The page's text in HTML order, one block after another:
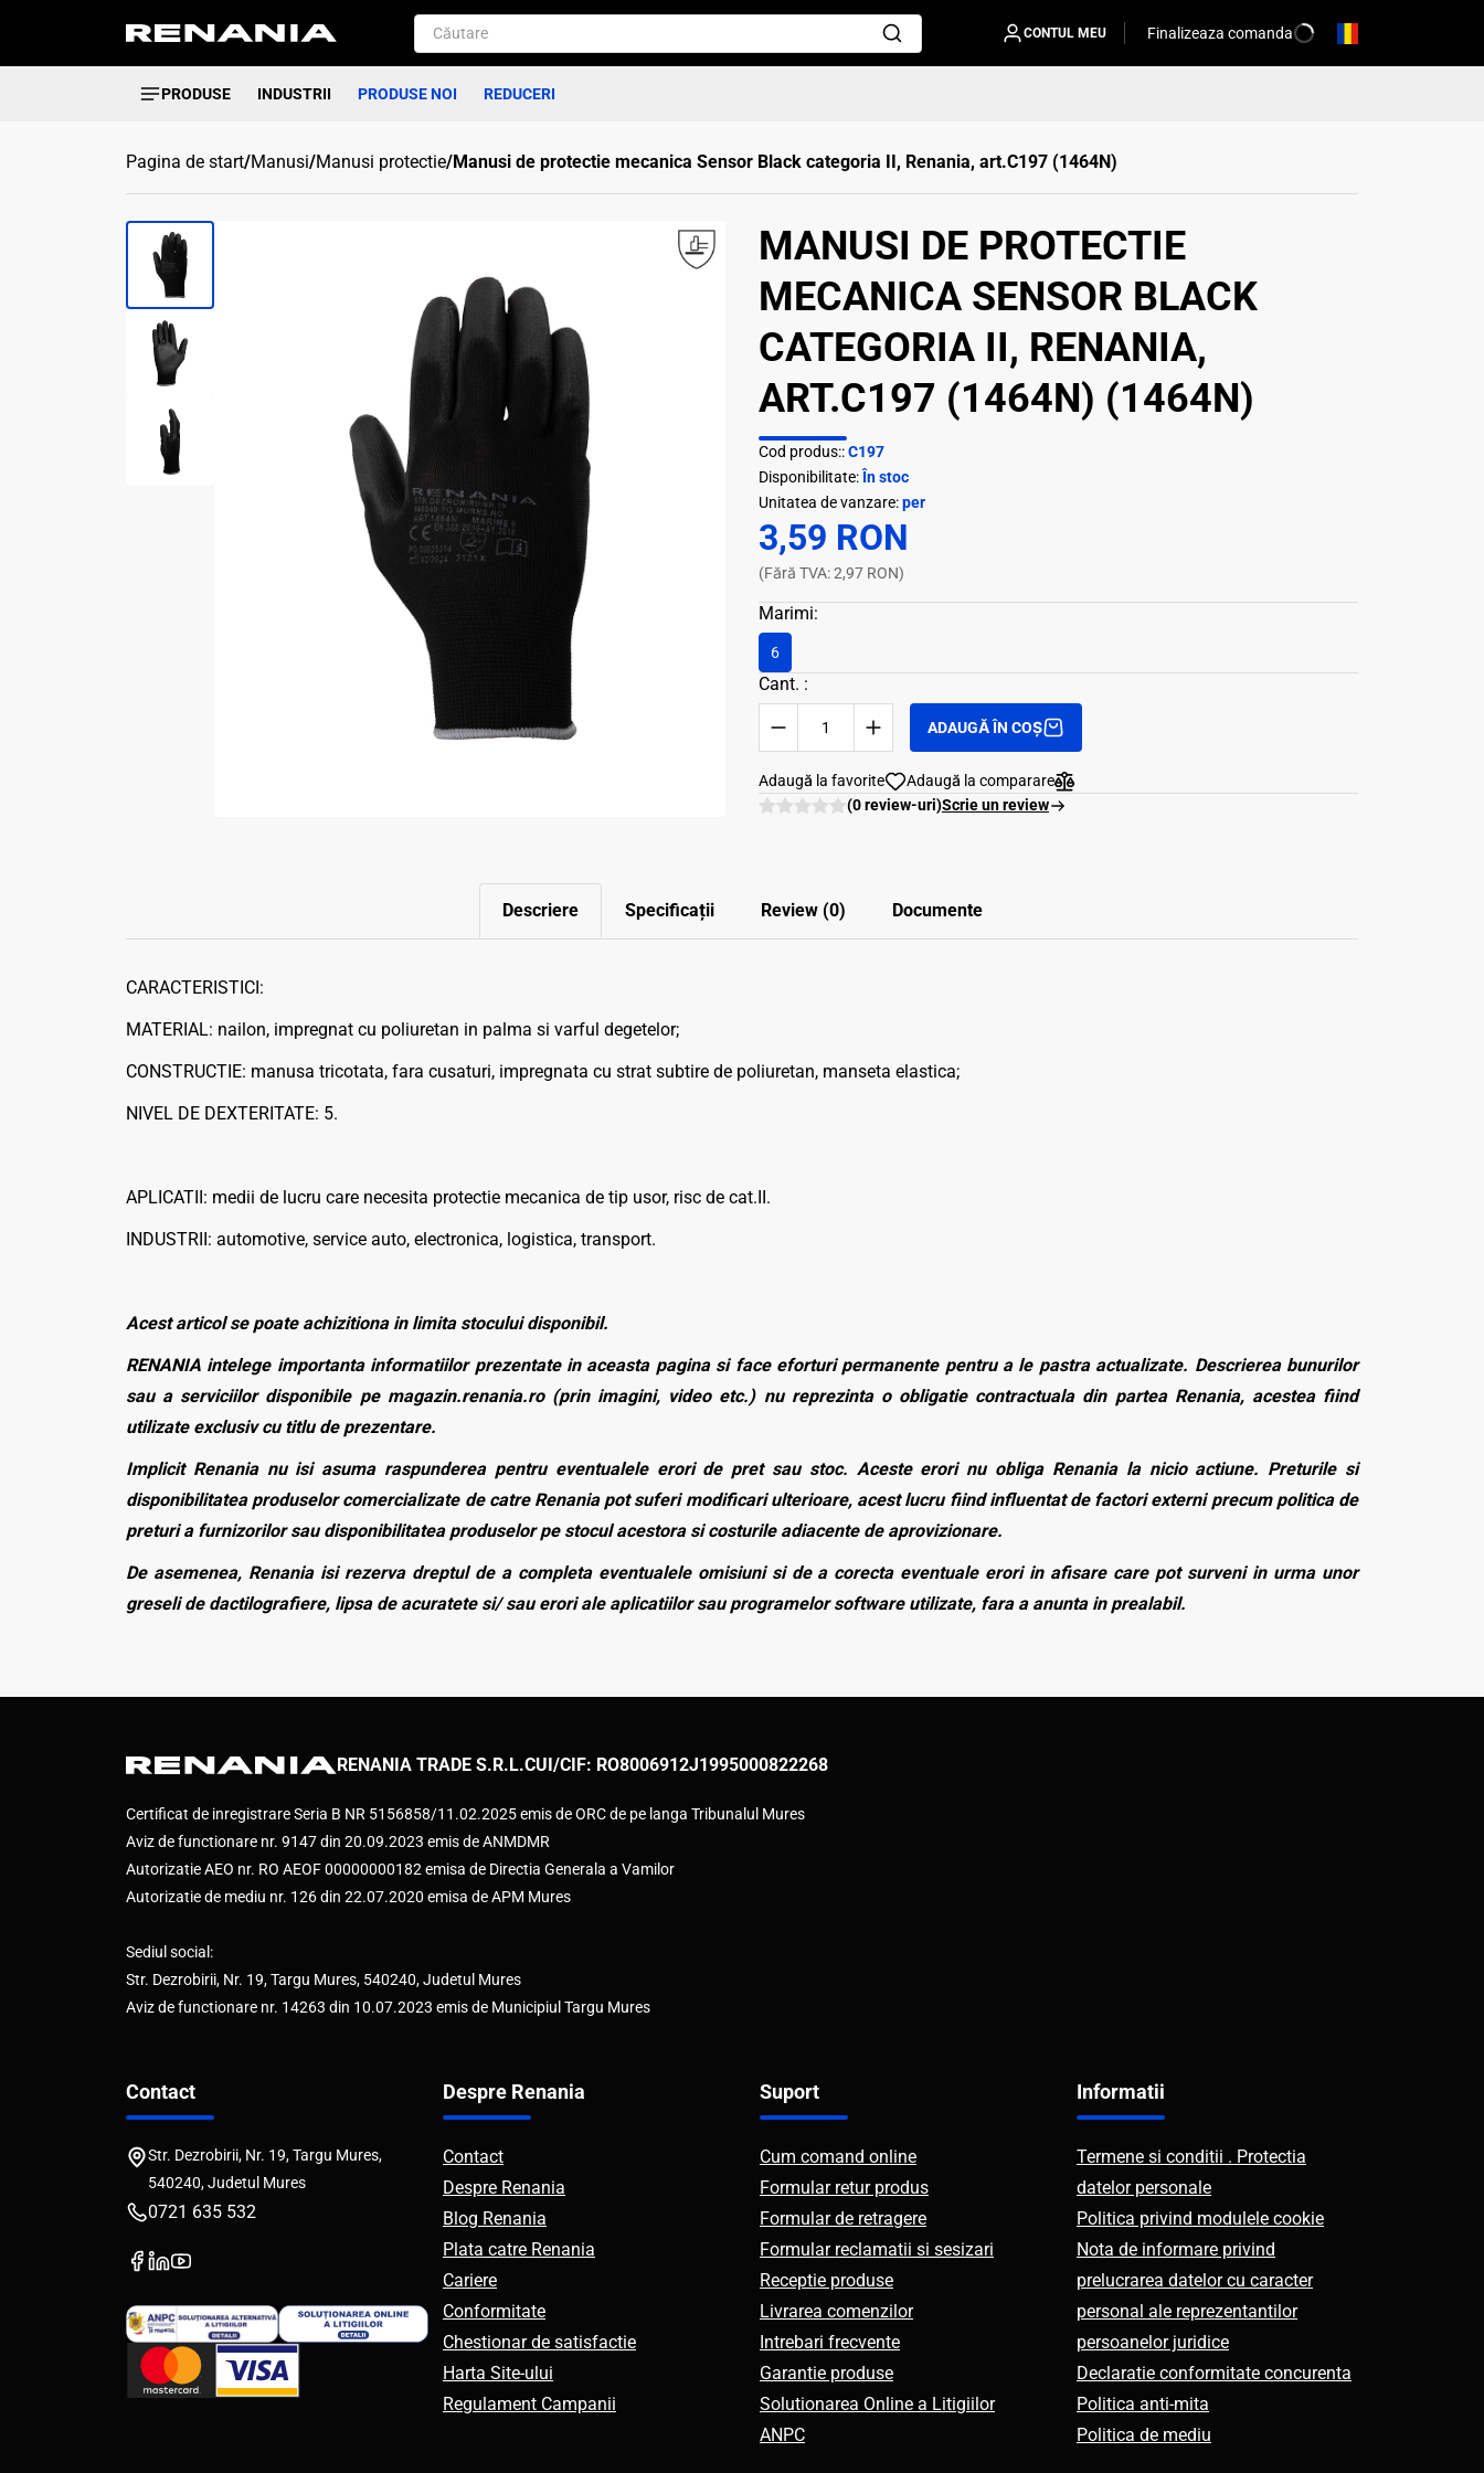
CONTUL MEU Finalizeaza comanda
PRODUSE INDUSTRII PRODUSE NOI REDUCERI
Pagina de start/Manusi/Manusi protectie/Manusi de protectie mecanica Sensor Black categoria II, Renania, art.C197 (1464N)
MANUSI DE PROTECTIE
MECANICA SENSOR BLACK
CATEGORIA II, RENANIA,
ART.C197 (1464N) (1464N)
Cod produs::C197
Disponibilitate: În stoc
Unitatea de vanzare:per
3,59 RON
(Fără TVA: 2,97 RON)
Marimi:
6
Cant. :
ADAUGĂ ÎN COȘ
Adaugă la favorite
Adaugă la comparare
(0 review-uri)Scrie un review
Descriere Specificații Review (0) Documente
CARACTERISTICI:
MATERIAL: nailon, impregnat cu poliuretan in palma si varful degetelor;
CONSTRUCTIE: manusa tricotata, fara cusaturi, impregnata cu strat subtire de poliuretan, manseta elastica;
NIVEL DE DEXTERITATE: 5.
APLICATII: medii de lucru care necesita protectie mecanica de tip usor, risc de cat.II.
INDUSTRII: automotive, service auto, electronica, logistica, transport.
Acest articol se poate achizitiona in limita stocului disponibil.
RENANIA intelege importanta informatiilor prezentate in aceasta pagina si face eforturi permanente pentru a le pastra actualizate. Descrierea bunurilor
sau a serviciilor disponibile pe magazin.renania.ro (prin imagini, video etc.) nu reprezinta o obligatie contractuala din partea Renania, acestea fiind
utilizate exclusiv cu titlu de prezentare.
Implicit Renania nu isi asuma raspunderea pentru eventualele erori de pret sau stoc. Aceste erori nu obliga Renania la nicio actiune. Preturile si
disponibilitatea produselor comercializate de catre Renania pot suferi modificari ulterioare, acest lucru fiind influentat de factori externi precum politica de
preturi a furnizorilor sau disponibilitatea produselor pe stocul acestora si costurile adiacente de aprovizionare.
De asemenea, Renania isi rezerva dreptul de a completa eventualele omisiuni si de a corecta eventuale erori in afisare care pot surveni in urma unor
greseli de dactilografiere, lipsa de acuratete si/ sau erori ale aplicatiilor sau programelor software utilizate, fara a anunta in prealabil.
RENANIA TRADE S.R.L.CUI/CIF: RO8006912J1995000822268
Certificat de inregistrare Seria B NR 5156858/11.02.2025 emis de ORC de pe langa Tribunalul Mures
Aviz de functionare nr. 9147 din 20.09.2023 emis de ANMDMR
Autorizatie AEO nr. RO AEOF 00000000182 emisa de Directia Generala a Vamilor
Autorizatie de mediu nr. 126 din 22.07.2020 emisa de APM Mures
Sediul social:
Str. Dezrobirii, Nr. 19, Targu Mures, 540240, Judetul Mures
Aviz de functionare nr. 14263 din 10.07.2023 emis de Municipiul Targu Mures
Contact
Str. Dezrobirii, Nr. 19, Targu Mures,
540240, Judetul Mures
0721 635 532
Despre Renania
Contact
Despre Renania
Blog Renania
Plata catre Renania
Cariere
Conformitate
Chestionar de satisfactie
Harta Site-ului
Regulament Campanii
Suport
Cum comand online
Formular retur produs
Formular de retragere
Formular reclamatii si sesizari
Receptie produse
Livrarea comenzilor
Intrebari frecvente
Garantie produse
Solutionarea Online a Litigiilor
ANPC
Informatii
Termene si conditii . Protectia
datelor personale
Politica privind modulele cookie
Nota de informare privind
prelucrarea datelor cu caracter
personal ale reprezentantilor
persoanelor juridice
Declaratie conformitate concurenta
Politica anti-mita
Politica de mediu